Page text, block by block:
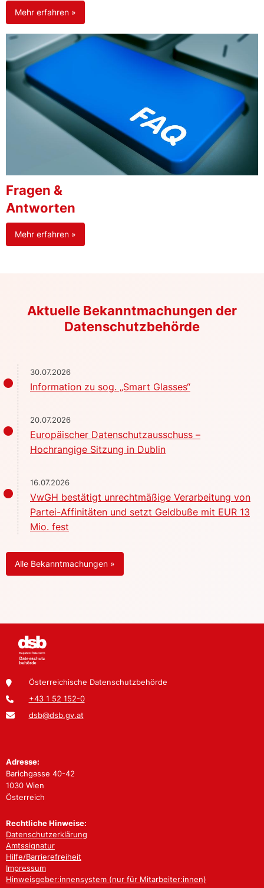
Mehr erfahren »
Fragen &
Antworten
Mehr erfahren »
Aktuelle Bekanntmachungen der
Datenschutzbehörde
30.07.2026
Information zu sog. „Smart Glasses“
20.07.2026
Europäischer Datenschutzausschuss –
Hochrangige Sitzung in Dublin
16.07.2026
VwGH bestätigt unrechtmäßige Verarbeitung von
Partei-Affinitäten und setzt Geldbuße mit EUR 13
Mio. fest
Alle Bekanntmachungen »
Österreichische Datenschutzbehörde
+43 1 52 152-0
dsb@dsb.gv.at
Adresse:
Barichgasse 40-42
1030 Wien
Österreich
Rechtliche Hinweise:
Datenschutzerklärung
Amtssignatur
Hilfe/Barrierefreiheit
Impressum
Hinweisgeber:innensystem (nur für Mitarbeiter:innen)